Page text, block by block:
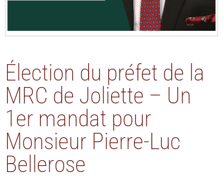
Élection du préfet de la
MRC de Joliette – Un
1er mandat pour
Monsieur Pierre-Luc
Bellerose